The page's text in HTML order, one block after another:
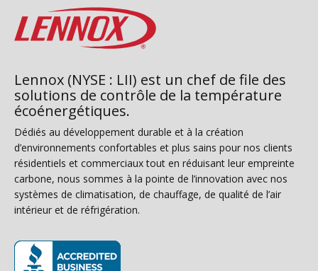
Lennox (NYSE : LII) est un chef de file des
solutions de contrôle de la température
écoénergétiques.
Dédiés au développement durable et à la création
d’environnements confortables et plus sains pour nos clients
résidentiels et commerciaux tout en réduisant leur empreinte
carbone, nous sommes à la pointe de l’innovation avec nos
systèmes de climatisation, de chauffage, de qualité de l’air
intérieur et de réfrigération.